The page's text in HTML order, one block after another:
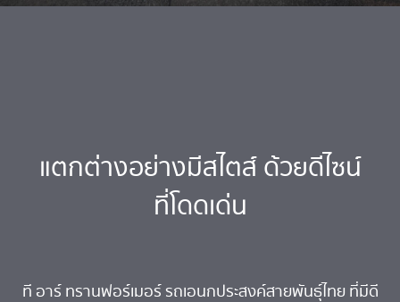
แตกต่างอย่างมีสไตส์ ด้วยดีไซน์
ที่โดดเด่น
ที อาร์ ทรานฟอร์เมอร์ รถเอนกประสงค์สายพันธุ์ไทย ที่มีดี